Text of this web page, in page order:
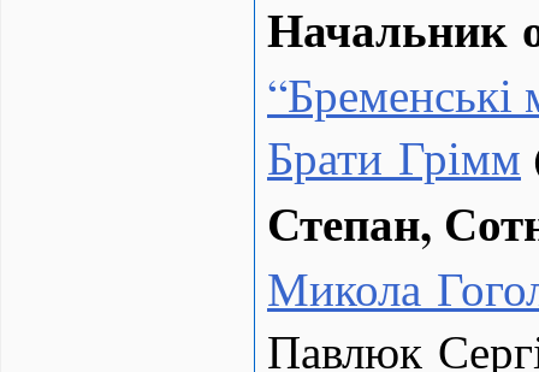
Начальник
“Бременські
Брати Грімм
Степан,
Микола
Павлюк